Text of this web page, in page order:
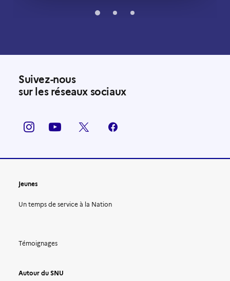
Suivez-nous
sur les réseaux sociaux
Jeunes
Un temps de service à la Nation
Témoignages
Autour du SNU